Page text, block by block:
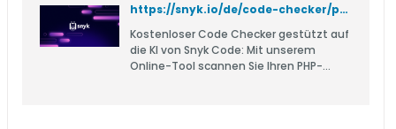
https://snyk.io/de/code-checker/php/
Kostenloser Code Checker gestützt auf
die KI von Snyk Code: Mit unserem
Online-Tool scannen Sie Ihren PHP-